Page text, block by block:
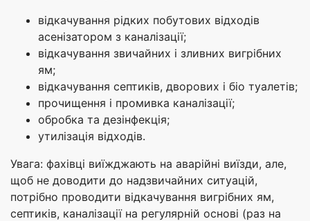
відкачування рідких побутових відходів
асенізатором з каналізації;
відкачування звичайних і зливних вигрібних
ям;
відкачування септиків, дворових і біо туалетів;
прочищення і промивка каналізації;
обробка та дезінфекція;
утилізація відходів.
Увага: фахівці виїжджають на аварійні виїзди, але,
щоб не доводити до надзвичайних ситуацій,
потрібно проводити відкачування вигрібних ям,
септиків, каналізації на регулярній основі (раз на